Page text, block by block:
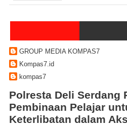
GROUP MEDIA KOMPAS7
Kompas7.id
kompas7
Polresta Deli Serdang
Pembinaan Pelajar
Keterlibatan dalam